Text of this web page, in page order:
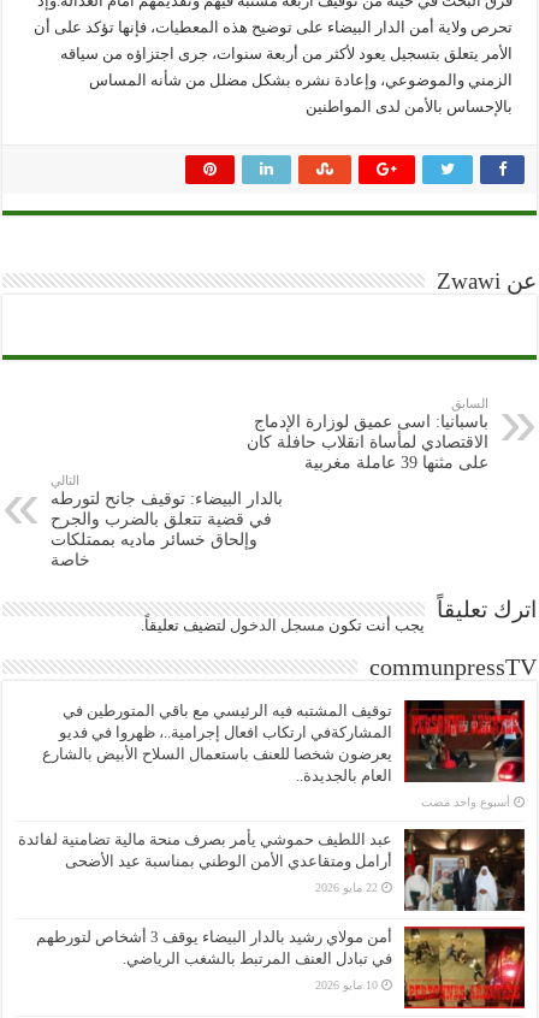
تحرص ولاية أمن الدار البيضاء على توضيح هذه المعطيات، فإنها تؤكد على أن
الأمر يتعلق بتسجيل يعود لأكثر من أربعة سنوات، جرى اجتزاؤه من سياقه
الزمني والموضوعي، وإعادة نشره بشكل مضلل من شأنه المساس
بالإحساس بالأمن لدى المواطنين
عن Zwawi
السابق
باسبانيا: اسى عميق لوزارة الإدماج
الاقتصادي لمأساة انقلاب حافلة كان
على مثنها 39 عاملة مغربية
التالي
بالدار البيضاء: توقيف جانح لتورطه
في قضية تتعلق بالضرب والجرح
وإلحاق خسائر ماديه بممتلكات
خاصة
اترك تعليقاً
يجب أنت تكون مسجل الدخول لتضيف تعليقاً.
communpressTV
توقيف المشتبه فيه الرئيسي مع باقي المتورطين في
المشاركةفي ارتكاب افعال إجرامية..، ظهروا في فديو
يعرضون شخصا للعنف باستعمال السلاح الأبيض بالشارع
العام بالجديدة..
‏أسبوع واحد مضت
عبد اللطيف حموشي يأمر بصرف منحة مالية تضامنية لفائدة
أرامل ومتقاعدي الأمن الوطني بمناسبة عيد الأضحى
22 مايو 2026
أمن مولاي رشيد بالدار البيضاء يوقف 3 أشخاص لتورطهم
في تبادل العنف المرتبط بالشغب الرياضي.
10 مايو 2026